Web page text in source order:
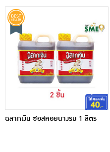
ฉลากเงิน ซอสหอยนางรม 1 ลิตร